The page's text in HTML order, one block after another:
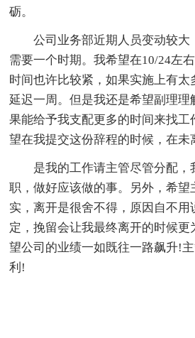
砺。
公司业务部近期人员变动较大
需要一个时期。我希望在10/24左
时间也许比较紧，如果实施上有太
延迟一周。但是我还是希望副理理
果能给予我支配更多的时间来找
望在我提交这份辞程的时候，在未
是我的工作请主管尽管分配，
职，做好应该做的事。另外，希望
实，离开是很舍不得，原因自不用
定，挽留会让我最终离开的时候
望公司的业绩一如既往一路飙升!
利!